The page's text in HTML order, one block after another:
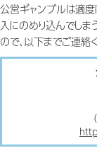
公営ギャンブルは適
入にのめり込んでし
ので、以下までご連絡